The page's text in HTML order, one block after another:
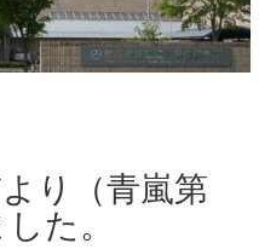
り（青嵐第
た。